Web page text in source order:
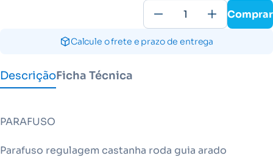
Comprar
Calcule o frete e prazo de entrega
DescriçãoFicha Técnica
PARAFUSO
Parafuso regulagem castanha roda guia arado